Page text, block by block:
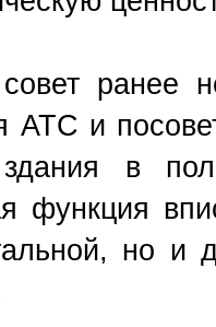
совет ранее
АТС и
здания в
но и